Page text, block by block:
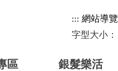
::: 網站導覽
字型大小：
區 銀髮樂活